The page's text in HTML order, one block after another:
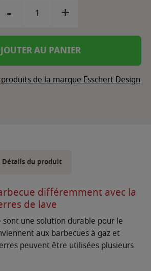
- +
AU PANIER
de la marque Esschert Design
Détails du produit
différemment avec la
de lave
sont une solution durable pour le
aux barbecues à gaz et
peuvent être utilisées plusieurs